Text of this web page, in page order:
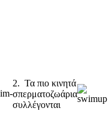
2. Τα πιο κινητά
σπερματοζωάρια
συλλέγονται